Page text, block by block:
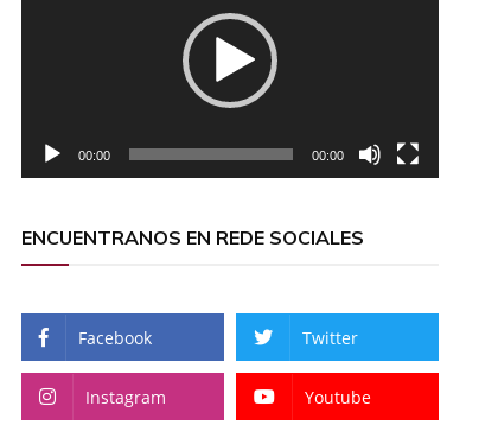
00:00 00:00
ENCUENTRANOS EN REDE SOCIALES
Facebook Twitter
Instagram Youtube